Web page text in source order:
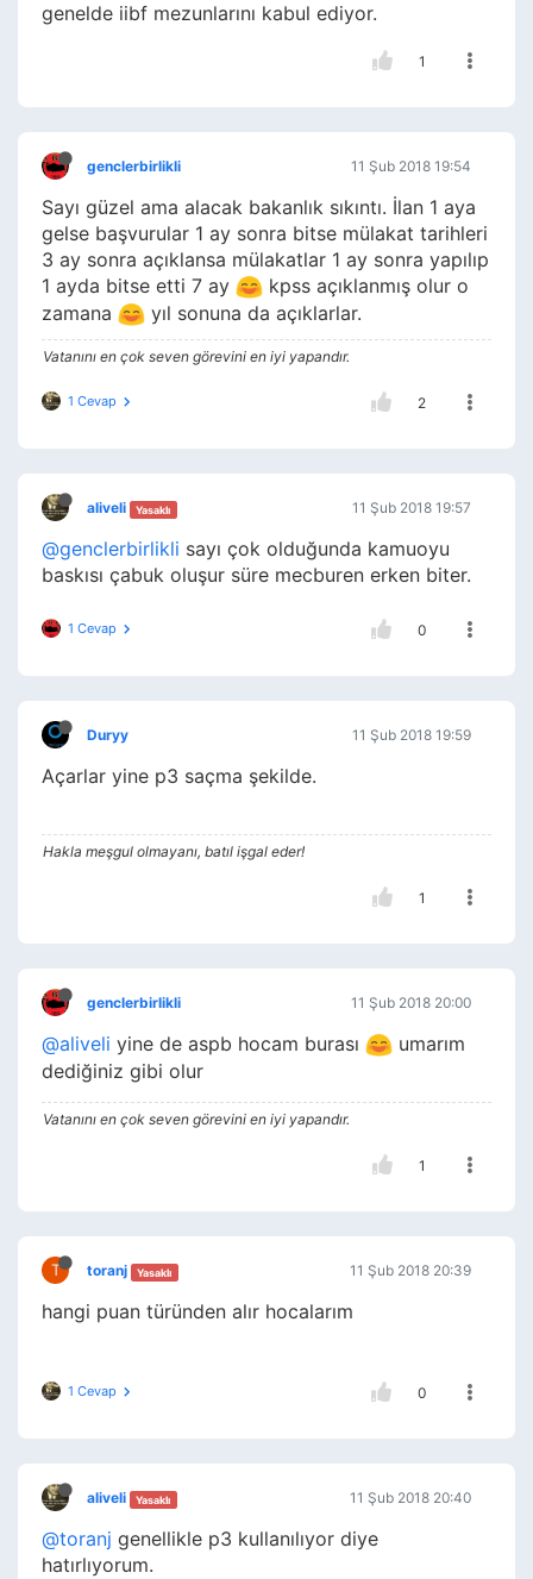
genelde iibf mezunlarını kabul ediyor.
1
genclerbirlikli 11 Şub 2018 19:54
Sayı güzel ama alacak bakanlık sıkıntı. İlan 1 aya
gelse başvurular 1 ay sonra bitse mülakat tarihleri
3 ay sonra açıklansa mülakatlar 1 ay sonra yapılıp
1 ayda bitse etti 7 ay
kpss açıklanmış olur o
zamana
yıl sonuna da açıklarlar.
Vatanını en çok seven görevini en iyi yapandır.
1 Cevap 2
aliveli Yasaklı 11 Şub 2018 19:57
@genclerbirlikli sayı çok olduğunda kamuoyu
baskısı çabuk oluşur süre mecburen erken biter.
1 Cevap 0
Duryy 11 Şub 2018 19:59
Açarlar yine p3 saçma şekilde.
Hakla meşgul olmayanı, batıl işgal eder!
1
genclerbirlikli 11 Şub 2018 20:00
@aliveli yine de aspb hocam burası
umarım
dediğiniz gibi olur
Vatanını en çok seven görevini en iyi yapandır.
1
T toranj Yasaklı 11 Şub 2018 20:39
hangi puan türünden alır hocalarım
1 Cevap 0
aliveli Yasaklı 11 Şub 2018 20:40
@toranj genellikle p3 kullanılıyor diye
hatırlıyorum.